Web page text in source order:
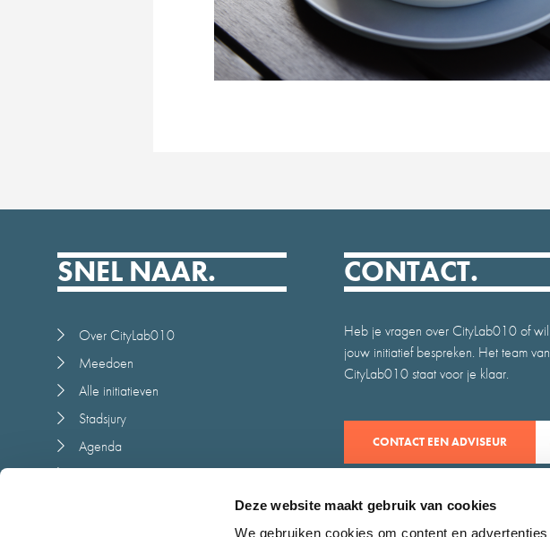
Deze website maakt gebruik van cookies
We gebruiken cookies om content en
SNEL NAAR.
Over CityLab010
Meedoen
Alle initiatieven
Stadsjury
Agenda
Nieuws
CONTACT.
Heb je vragen over CityLab010 of
jouw initiatief bespreken. Het team van
CityLab010 staat voor je klaar.
CONTACT EEN ADVISEUR